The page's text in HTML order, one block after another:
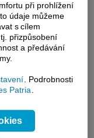
při prohlížení
údaje můžeme
s cílem
přizpůsobení
a předávání
. Podrobnosti
Patria.